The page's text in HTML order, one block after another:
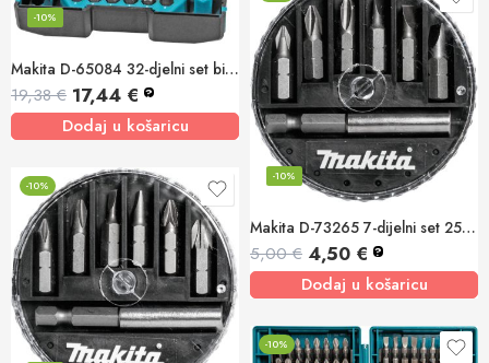
Makita D-65084 32-djelni set bitova
-10%
19,38€ 17,44 € ?
Dodaj u košaricu
Makita D-73265 7-dijelni set 25mm bit nastavaka (PH,SL)+adapter
-10%
5,00€ 4,50 € ?
Dodaj u košaricu
-10%
-10%